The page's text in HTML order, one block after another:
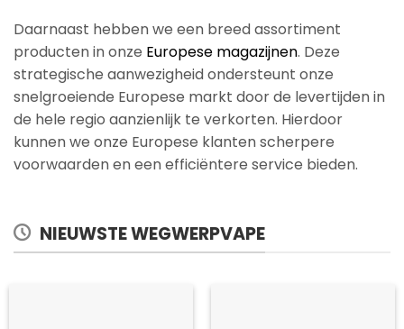
Daarnaast hebben we een breed assortiment
producten in onze Europese magazijnen. Deze
strategische aanwezigheid ondersteunt onze
snelgroeiende Europese markt door de levertijden in
de hele regio aanzienlijk te verkorten. Hierdoor
kunnen we onze Europese klanten scherpere
voorwaarden en een efficiëntere service bieden.
NIEUWSTE WEGWERPVAPE